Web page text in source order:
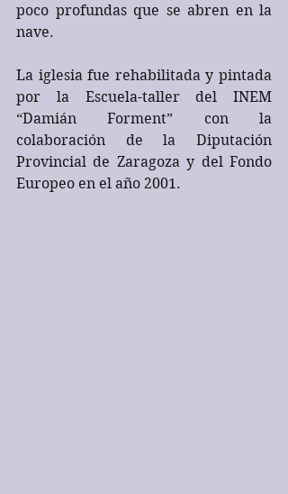
poco profundas que se abren en la
nave.
La iglesia fue rehabilitada y pintada
por la Escuela-taller del INEM
“Damián Forment” con la
colaboración de la Diputación
Provincial de Zaragoza y del Fondo
Europeo en el año 2001.